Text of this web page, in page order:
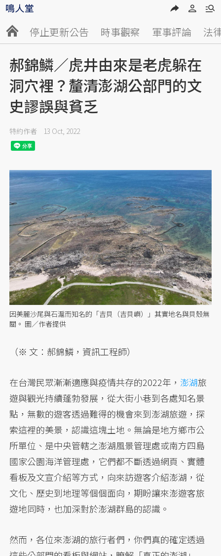
停止更新公告 時事觀察 軍事評論 法
郝錦鱗／虎井由來是老虎躲在
洞穴裡？釐清澎湖公部門的文
史謬誤與貧乏
特約作者 13 Oct, 2022
因美麗沙尾與石滬而知名的「吉貝（吉貝嶼）」其實地名與貝殼無
關。 圖／作者提供
（※ 文：郝錦鱗，資訊工程師）
在台灣民眾漸漸適應與疫情共存的2022年， 澎湖旅
遊與觀光持續蓬勃發展，從大街小巷到各處知名景
點，無數的遊客透過難得的機會來到澎湖旅遊，探
索這裡的美景，認識這塊土地。無論是地方鄉市公
所單位、是中央管轄之澎湖風景管理處或南方四島
國家公園海洋管理處，它們都不斷透過網頁、實體
看板及文宣介紹等方式，向來訪遊客介紹澎湖，從
文化、歷史到地理等個個面向，期盼讓來澎遊客旅
遊地同時，也加深對於澎湖群島的認識。
然而，各位來澎湖的旅行者們，你們真的確定透過